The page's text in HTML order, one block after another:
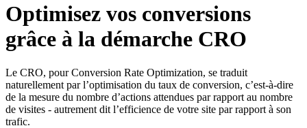
Optimisez vos conversions
grâce à la démarche CRO
Le CRO, pour Conversion Rate Optimization, se traduit
naturellement par l’optimisation du taux de conversion, c’est-à-dire
de la mesure du nombre d’actions attendues par rapport au nombre
de visites - autrement dit l’efficience de votre site par rapport à son
trafic.